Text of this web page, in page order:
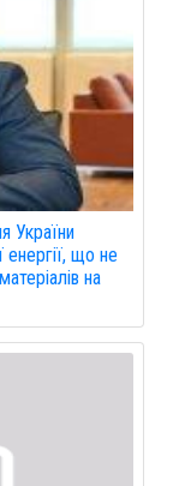
України
енергії, що не
на